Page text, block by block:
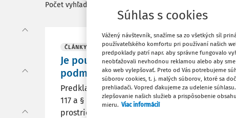
Počet vyhľadaných dokumentov:
ČLÁNKY
Je použitie informačno-technických
podmienené vydaním osobitného
Predkladaným príspevkom jeho autori
117 a § 114 Trestného poriadku v tom
prostriedkov (ďalej len "ITP") agentom v
Súhlas s cookies
Vážený návštevník, snažíme sa zo všetkých síl
používateľského komfortu pri používaní našich
predpoklady patrí napr. aby správne fungovalo
neobťažovali nevhodnou reklamou alebo aby
ako web vylepšovať. Preto od Vás potrebujeme
súborov cookies, t. j. malých súborov, ktoré sa
prehliadači. Vopred ďakujeme za udelenie
zlepšovanie našich služieb a prispôsobenie
mieru. Viac informácií